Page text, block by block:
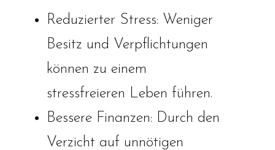
Reduzierter Stress: Weniger
Besitz und Verpflichtungen
können zu einem
stressfreieren Leben führen.
Bessere Finanzen: Durch den
Verzicht auf unnötigen